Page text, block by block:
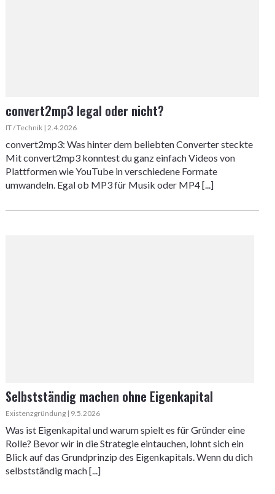
convert2mp3 legal oder nicht?
IT / Technik | 2.4.2026
convert2mp3: Was hinter dem beliebten Converter steckte
Mit convert2mp3 konntest du ganz einfach Videos von
Plattformen wie YouTube in verschiedene Formate
umwandeln. Egal ob MP3 für Musik oder MP4 [...]
Selbstständig machen ohne Eigenkapital
Existenzgründung | 9.5.2026
Was ist Eigenkapital und warum spielt es für Gründer eine
Rolle? Bevor wir in die Strategie eintauchen, lohnt sich ein
Blick auf das Grundprinzip des Eigenkapitals. Wenn du dich
selbstständig mach [...]